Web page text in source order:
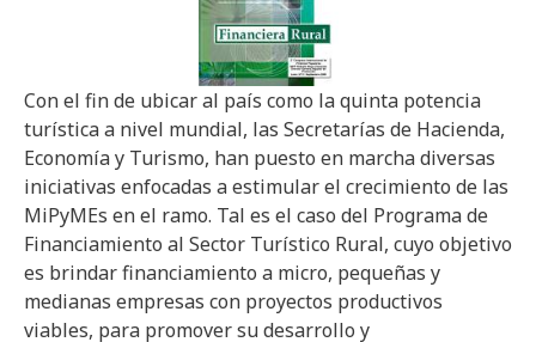
Con el fin de ubicar al país como la quinta potencia
turística a nivel mundial, las Secretarías de Hacienda,
Economía y Turismo, han puesto en marcha diversas
iniciativas enfocadas a estimular el crecimiento de las
MiPyMEs en el ramo. Tal es el caso del Programa de
Financiamiento al Sector Turístico Rural, cuyo objetivo
es brindar financiamiento a micro, pequeñas y
medianas empresas con proyectos productivos
viables, para promover su desarrollo y